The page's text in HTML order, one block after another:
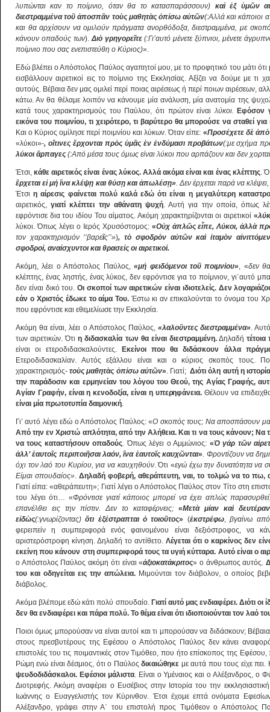
λυπώνται καν το ποίμνιο, όταν θα το κατασπαράσσουν) καὶ ἐξ ὑμῶν α
διεστραμμένα τοῦ ἀποσπᾶν τοὺς μαθητὰς ὀπίσω αὐτῶν(:Αλλά και
και θα αρχίσουν να ομιλούν πράγματα ανορθόδοξα, διεστραμμένα, με
κάνουν οπαδούς των).Διὸγρηγορεῖτε(:Γι’αυτό μένετε ξύπνιοι, μένετε
ποίμνιο που σας ενεπιστεύθη ο Κύριος)».
Εδώ βλέπει ο Απόστολος Παύλος αγαπητοί μου, με το προφητικό του μάτι
εισβάλλουν αιρετικοί εις το ποίμνιο της Εκκλησίας. Αξίζει να δούμε με τι
αυτούς. Βέβαια δεν μας ομιλεί περί ποιας αιρέσεως ή περί ποιων αιρέσεων,
κάτω. Αν θα θέλαμε λοιπόν να κάνουμε μία ανάλυση, μία ανατομία της
κατά τους χαρακτηρισμούς του Παύλου, ότι πρώτον είναιλύκοι. Εφόσον
εικόνα του ποιμνίου, τι χειρότερο, τι βαρύτερο θα μπορούσε να σταθεί
Και ο Κύριος ομίλησε περί ποιμνίου και λύκων. Όταν είπε: «Προσέχετε δὲ ἀπὸ
«λύκοι»-, οἵτινες ἔρχονται πρὸς ὑμᾶς ἐν ἐνδύμασι προβάτων(:με σχήμα
λύκοι ἅρπαγες (:Από μέσα τους όμως είναι λύκοι που αρπάζουν και δεν
Έτσι,κάθε αιρετικός είναι ένας λύκος. Αλλά ακόμα είναι και ένας κλέπτης.
ἒρχεται εἰ μήἵνα κλέψῃ και θύσῃκαι ἀπωλέσῃ». Δεν έρχεται παρά να
Έτσιη αίρεσις φαίνεται πολύ καλά εδώ ότι είναι η μεγαλύτερη
αιρετικός,γιατί κλέπτει την αθάνατη ψυχή. Αυτή για την οποία, όπως
εφρόντισε δια του ιδίου Του αίματος. Ακόμη χαρακτηρίζονται οι αιρετικοί «
λύκοι. Όπως λέγει ο Ιερός Χρυσόστομος:«Οὐχ ἁπλῶς εἶπε, Λύκοι,ἀλλὰ
τον χαρακτηρισμόν ‘’βαρεῖς’’»), τὸ σφοδρὸν αὐτῶν καὶ ἰταμὸν αἰ
σφοδροί, αναίσχυντοι και θρασείς οι αιρετικοί.
Ακόμη, λέει ο Απόστολος Παύλος,«μή φειδόμενοι τοῦ ποιμνίου», «δεν
κλέπτης, ένας ληστής, ένας λύκος, δεν εφρόντισε για το ποίμνιον, γι΄αυτό
δεν είναι δικό του.Οι σκοποί των αιρετικών είναι ιδιοτελείς. Δεν
εάν ο Χριστός έδωκε το αίμα Του.Έστω κι αν επικαλούνται το όνομα του
που εφρόντισε και εθεμελίωσε την Εκκλησία.
Ακόμη θα είναι, λέει ο Απόστολος Παύλος, «λαλοῦντες διεστραμμένα».
των αιρετικών. Ότιη διδασκαλία των θα είναι διεστραμμένη.Δηλαδή
είναι οι ετεροδιδασκαλούντες.
Εκείνοι που θα διδάσκουν άλλα
Ετεροδιδασκαλίαν. Αυτός εξάλλου είναι και ο κύριος σκοπός τους.
χαρακτηρισμός- τοὺς μαθητὰς ὀπίσω αὐτῶν». Γιατί;Διότι όλη αυτή η
την παράδοσιν και ερμηνείαν του λόγου του Θεού, της Αγίας Γραφής,
Αγίαν Γραφήν, είναι η κενοδοξία, είναι η υπερηφάνεια. Θέλουν να
είναι μία πρωτοτυπία δαιμονική.
Γι’ αυτό λέγει εδώ ο Απόστολος Παύλος: «Ο σκοπός τους; Να αποσπάσουν
Από την εν Χριστώ απλότητα, από την Αλήθεια. Και τι να τους κάνουν;
να τους καταστήσουν οπαδούς. Όπως λέγει ο Αμμώνιος: «Ὁ γάρ τῶν αἱ
ἀλλ’ἑαυτοῖς περιποιῆσαι λαόν,ἵνα ἑαυτοῖς καυχῶνται». Φροντίζουν να
όχι τον λαό του Κυρίου, για να καυχηθούν. Ότι «εγώ έχω την δυνατότητα να
Είμαι σπουδαίος».Δηλαδή φοβερή, αθεράπευτη, ναι, το τολμώ να το πω,
Γιατί είπα: «αθεράπευτη»; Γιατί λέγει ο Απόστολος Παύλος στον Τίτο στη
του λέγει ότι… «Φρόντισε γιατί κάποιος μπορεί να έχει απλώς
επανέλθει εις την πίστιν. Δεν το καταφέρνεις; «Μετὰμίαν καὶ
εἰδὼς(:γνωρίζοντας)ὅτι ἐξέστραπταιὁ τοιοῦτος» (ἐκστρέφω,βγαίνω
φερειπείν η συμπεριφορά ενός φαινομένου είναι δεξιόστροφος,
αριστερόστροφη κίνηση. Δηλαδή το αντίθετο. Λέγεται ότι ο καρκίνος δεν
εκείνη που κάνουν στη συμπεριφορά τους τα υγιή κύτταρα. Αυτό είναι ο
ο Απόστολος Παύλος ακόμη ότι είναι «ἀξιοκατάκριτος» ο άνθρωπος αυτός.
του και οδηγείται εις την απώλεια. Μιμούνται τον διάβολον, ο οποίος
διάβολος.
Ακόμα βλέπομε εδώ κάτι πολύ σπουδαίο. Γιατί αυτό μας ενδιαφέρει. Διότι οι
δεν θα ενδιαφέρει και πάρα πολύ. Το θέμα είναι ότι ιδιοποιούνται τον
Ποιοι όμως μπορούσαν να είναι αυτοί και τι μπορούσαν να διδάσκουν;
στους πρεσβυτέρους της Εφέσου ο Απόστολος Παύλος δεν κάνει
επιστολές του τις ποιμαντικές στον Τιμόθεο, που ήτο επίσκοπος της Εφέσου,
Ρώμη ενώ είναι δέσμιος, ότι ο Παύλοςδικαιώθηκε με αυτά που τους είχε πει.
ψευδοδιδάσκαλοι. Εφέσιοι μάλιστα. Είναι ο Υμέναιος και ο Αλέξανδρος, ο
Διοτρεφής. Ακόμη αναφέρει ο Ευσέβιος στην Ιστορία του την
Ιωάννης ο Ευαγγελιστής τον Κύρινθον. Έτσι έχομε επτά ονόματα
Αλέξανδρο, γράφει στην Α΄ του επιστολή προς Τιμόθεον ο Απόστολος